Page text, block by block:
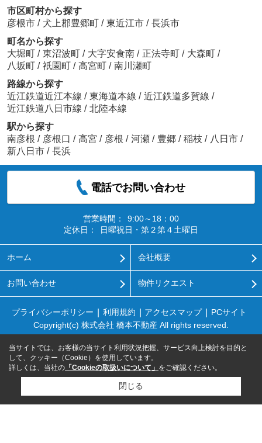
市区町村から探す
彦根市 / 犬上郡豊郷町 / 東近江市 / 長浜市
町名から探す
大堀町 / 東沼波町 / 大字安食南 / 正法寺町 / 大森町 /
八坂町 / 祇園町 / 高宮町 / 南川瀬町
路線から探す
近江鉄道近江本線 / 東海道本線 / 近江鉄道多賀線 /
近江鉄道八日市線 / 北陸本線
駅から探す
南彦根 / 彦根口 / 高宮 / 彦根 / 河瀬 / 豊郷 / 稲枝 / 八日市 /
新八日市 / 長浜
電話でお問い合わせ
営業時間：
9:00～18：00
定休日：
日曜祝日・第２第４土曜日
ホーム 会社概要
お問い合わせ 物件リクエスト
プライバシーポリシー 利用規約 アクセスマップ
PCサイト
Copyright(c) 株式会社 橋本不動産 All rights reserved.
当サイトでは、お客様の当サイト利用状況把握、サービス向上検討を目的と
して、クッキー（Cookie）を使用しています。
詳しくは、当社の 「Cookieの取扱いについて」 をご確認ください。
閉じる